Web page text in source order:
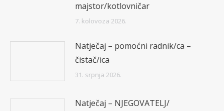
majstor/kotlovničar
7. kolovoza 2026.
Natječaj – pomoćni radnik/ca –
čistač/ica
31. srpnja 2026.
Natječaj – NJEGOVATELJ/